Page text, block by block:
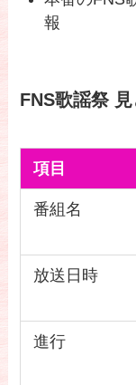
報
FNS歌謡祭
項目
番組名
放送日時
進行